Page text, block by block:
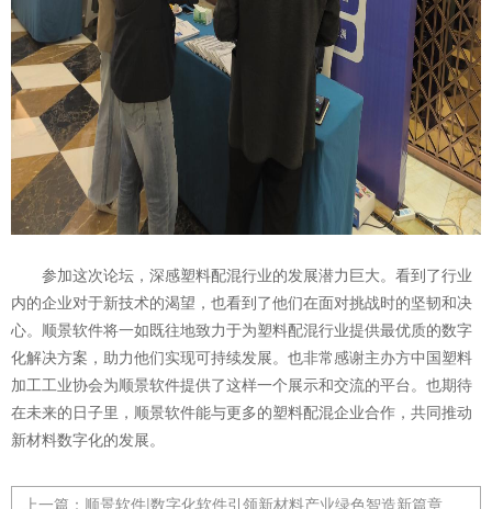
参加这次论坛，深感塑料配混行业的发展潜力巨大。看到了行业
内的企业对于新技术的渴望，也看到了他们在面对挑战时的坚韧和决
心。顺景软件将一如既往地致力于为塑料配混行业提供最优质的数字
化解决方案，助力他们实现可持续发展。也非常感谢主办方中国塑料
加工工业协会为顺景软件提供了这样一个展示和交流的平台。也期待
在未来的日子里，顺景软件能与更多的塑料配混企业合作，共同推动
新材料数字化的发展。
上一篇： 顺景软件|数字化软件引领新材料产业绿色智造新篇章